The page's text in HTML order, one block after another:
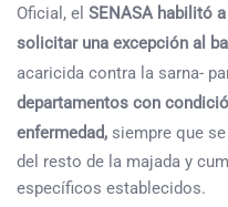
Oficial, el SENASA habilitó
solicitar una excepción al
acaricida contra la sarna-
departamentos con
enfermedad, siempre que
del resto de la majada y
específicos establecidos.